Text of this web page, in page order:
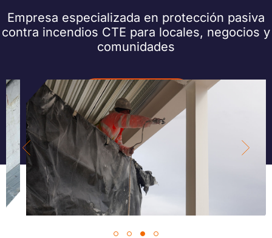
Empresa especializada en protección pasiva
contra incendios CTE para locales, negocios y
comunidades
Barcelona
Madrid